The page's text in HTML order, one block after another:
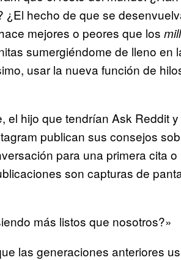
hecho de que se
mejores o peores que los
sumergiéndome de lleno en
usar la nueva función de
el hijo que tendrían Ask Reddit
publican sus consejos
para una primera cita
son capturas de
más listos que nosotros?»
las generaciones anteriores